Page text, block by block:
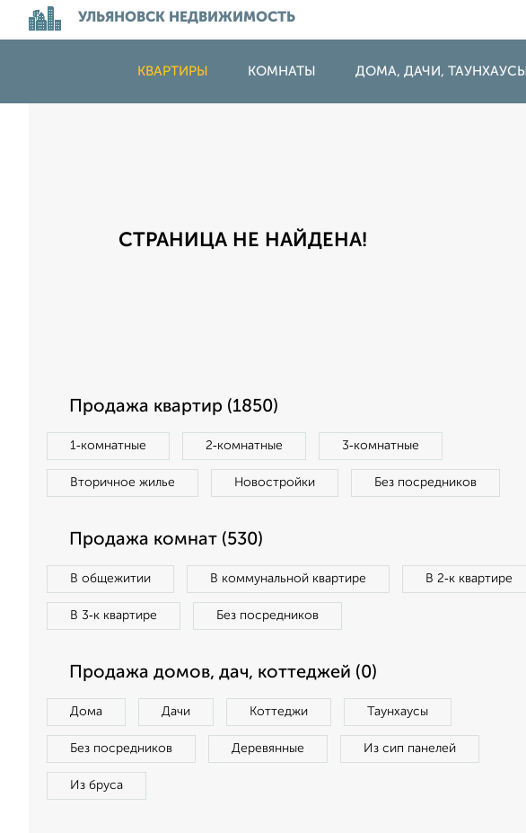
УЛЬЯНОВСК НЕДВИЖИМОСТЬ
КВАРТИРЫ КОМНАТЫ ДОМА, ДАЧИ, ТАУНХАУСЫ
СТРАНИЦА НЕ НАЙДЕНА!
Продажа квартир (1850)
1‑комнатные 2‑комнатные 3‑комнатные
Вторичное жилье Новостройки Без посредников
Продажа комнат (530)
В общежитии В коммунальной квартире В 2‑к квартире
В 3‑к квартире Без посредников
Продажа домов, дач, коттеджей (0)
Дома Дачи Коттеджи Таунхаусы
Без посредников Деревянные Из сип панелей
Из бруса